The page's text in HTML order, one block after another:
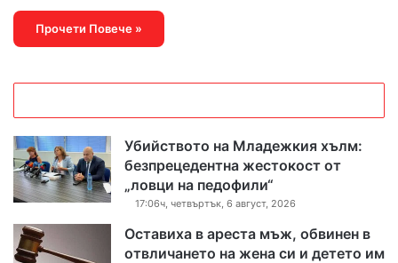
Прочети Повече »
Убийството на Младежкия хълм:
безпрецедентна жестокост от
„ловци на педофили“
17:06ч, четвъртък, 6 август, 2026
Оставиха в ареста мъж, обвинен в
отвличането на жена си и детето им